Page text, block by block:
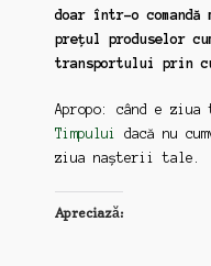
doar într-o comandă
prețul produselor
transportului prin
Apropo: când e
Timpului
dacă nu
ziua nașterii tale.
Apreciază: